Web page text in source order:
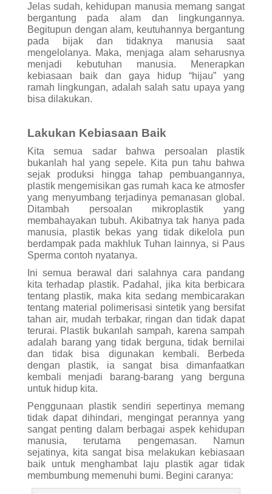
Jelas sudah, kehidupan manusia memang sangat
bergantung pada alam dan lingkungannya.
Begitupun dengan alam, keutuhannya bergantung
pada bijak dan tidaknya manusia saat
mengelolanya. Maka, menjaga alam seharusnya
menjadi kebutuhan manusia. Menerapkan
kebiasaan baik dan gaya hidup “hijau” yang
ramah lingkungan, adalah salah satu upaya yang
bisa dilakukan.
Lakukan Kebiasaan Baik
Kita semua sadar bahwa persoalan plastik
bukanlah hal yang sepele. Kita pun tahu bahwa
sejak produksi hingga tahap pembuangannya,
plastik mengemisikan gas rumah kaca ke atmosfer
yang menyumbang terjadinya pemanasan global.
Ditambah persoalan mikroplastik yang
membahayakan tubuh. Akibatnya tak hanya pada
manusia, plastik bekas yang tidak dikelola pun
berdampak pada makhluk Tuhan lainnya, si Paus
Sperma contoh nyatanya.
Ini semua berawal dari salahnya cara pandang
kita terhadap plastik. Padahal, jika kita berbicara
tentang plastik, maka kita sedang membicarakan
tentang material polimerisasi sintetik yang bersifat
tahan air, mudah terbakar, ringan dan tidak dapat
terurai. Plastik bukanlah sampah, karena sampah
adalah barang yang tidak berguna, tidak bernilai
dan tidak bisa digunakan kembali. Berbeda
dengan plastik, ia sangat bisa dimanfaatkan
kembali menjadi barang-barang yang berguna
untuk hidup kita.
Penggunaan plastik sendiri sepertinya memang
tidak dapat dihindari, mengingat perannya yang
sangat penting dalam berbagai aspek kehidupan
manusia, terutama pengemasan. Namun
sejatinya, kita sangat bisa melakukan kebiasaan
baik untuk menghambat laju plastik agar tidak
membumbung memenuhi bumi. Begini caranya: